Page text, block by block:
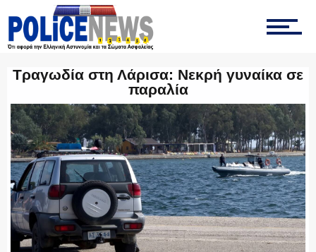
ΤΡΟΧΑΙΑ
ΟΠΚΕ
ΟΜΑΔΑ “Ζ”
ΕΚΑΜ
Τραγωδία στη Λάρισα: Νεκρή γυναίκα σε
παραλία